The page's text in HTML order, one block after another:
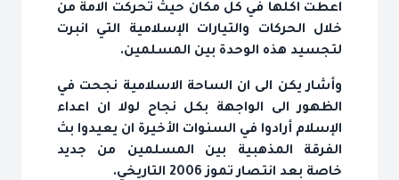
اعطت اكلها في كل مكان حيث تحركت الامة من
خلال الحركات والتيارات الإسلامية التي انبرت
لتجسيد هذه الوحدة بين المسلمين.
وأشار يكن الى ان الساحة الاسلامية نجحت في
الظهور الى الواجهة بكل نجاح لولا ان اعداء
الإسلام أرادوا في السنوات الأخيرة ان يعيدوا بث
الفرقة المذهبية بين المسلمين من جديد
خاصة بعد انتصار تموز 2006 التاريخي.